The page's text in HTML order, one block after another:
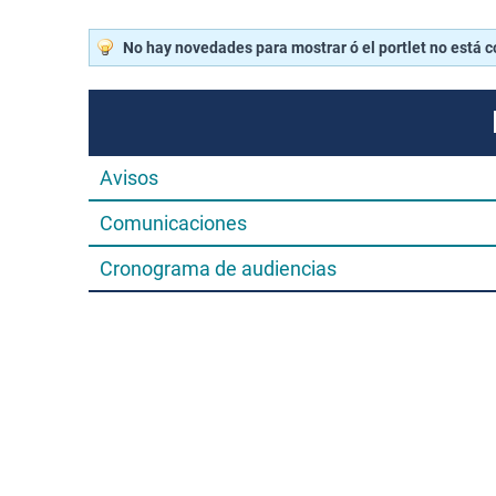
No hay novedades para mostrar ó el portlet no está
Avisos
Comunicaciones
Cronograma de audiencias